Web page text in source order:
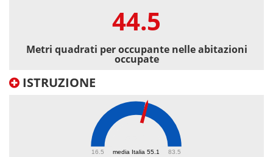
44.5
Metri quadrati per occupante nelle abitazioni
occupate
ISTRUZIONE
media Italia 55.1
16.5 83.5